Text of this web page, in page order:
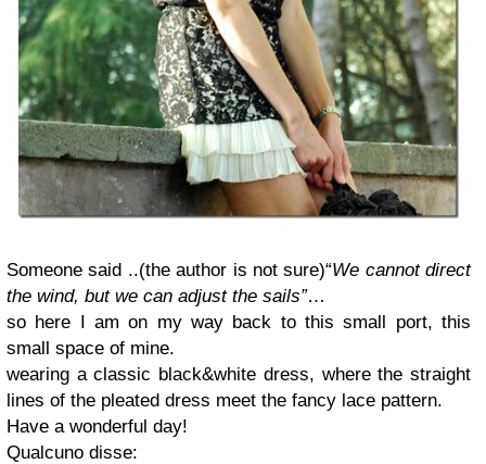
Someone said ..(the author is not sure)“We cannot direct
the wind, but we can adjust the sails”…
so here I am on my way back to this small port, this
small space of mine.
wearing a classic black&white dress, where the straight
lines of the pleated dress meet the fancy lace pattern.
Have a wonderful day!
Qualcuno disse: